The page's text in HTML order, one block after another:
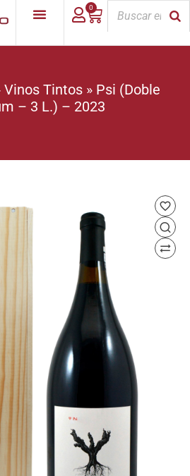
0
Vinos Tintos» Psi (Doble
– 3 L.) – 2023